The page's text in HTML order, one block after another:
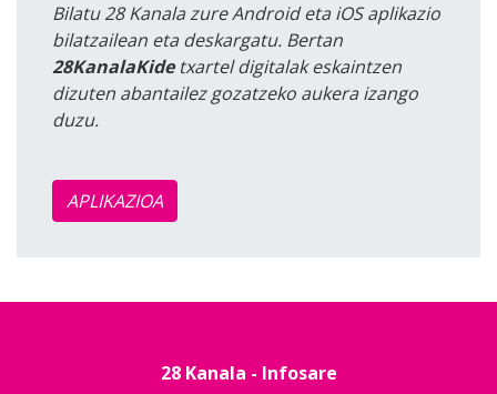
Bilatu 28 Kanala zure Android eta iOS aplikazio
bilatzailean eta deskargatu. Bertan
28KanalaKidetxartel digitalak eskaintzen
dizuten abantailez gozatzeko aukera izango
duzu.
APLIKAZIOA
28 Kanala - Infosare